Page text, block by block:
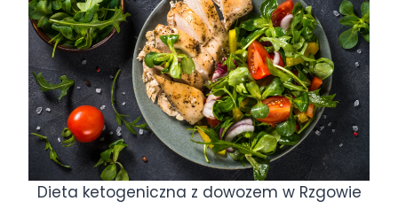
Dieta ketogeniczna z dowozem w Rzgowie